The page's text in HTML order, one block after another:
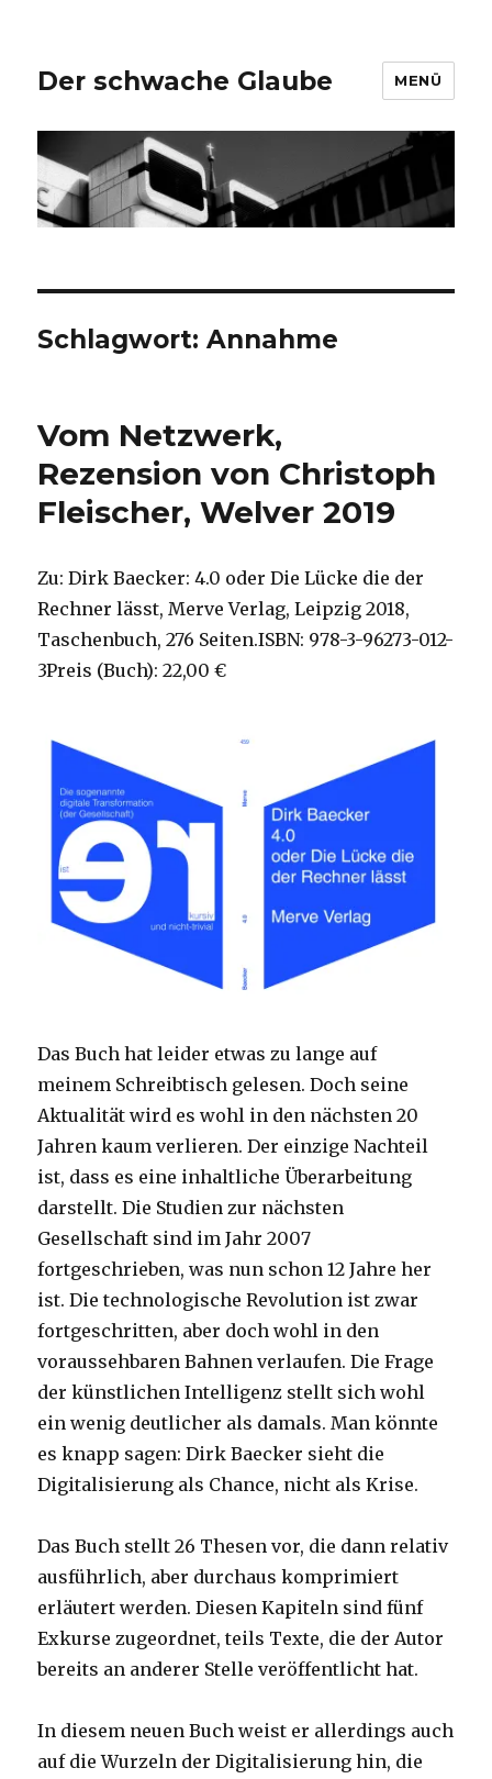
Der schwache Glaube MENÜ
Schlagwort:Annahme
Vom Netzwerk,
Rezension von Christoph
Fleischer, Welver 2019
Zu: Dirk Baecker: 4.0 oder Die Lücke die der
Rechner lässt, Merve Verlag, Leipzig 2018,
Taschenbuch, 276 Seiten.ISBN: 978-3-96273-012-
3Preis (Buch): 22,00 €
Das Buch hat leider etwas zu lange auf
meinem Schreibtisch gelesen. Doch seine
Aktualität wird es wohl in den nächsten 20
Jahren kaum verlieren. Der einzige Nachteil
ist, dass es eine inhaltliche Überarbeitung
darstellt. Die Studien zur nächsten
Gesellschaft sind im Jahr 2007
fortgeschrieben, was nun schon 12 Jahre her
ist. Die technologische Revolution ist zwar
fortgeschritten, aber doch wohl in den
voraussehbaren Bahnen verlaufen. Die Frage
der künstlichen Intelligenz stellt sich wohl
ein wenig deutlicher als damals. Man könnte
es knapp sagen: Dirk Baecker sieht die
Digitalisierung als Chance, nicht als Krise.
Das Buch stellt 26 Thesen vor, die dann relativ
ausführlich, aber durchaus komprimiert
erläutert werden. Diesen Kapiteln sind fünf
Exkurse zugeordnet, teils Texte, die der Autor
bereits an anderer Stelle veröffentlicht hat.
In diesem neuen Buch weist er allerdings auch
auf die Wurzeln der Digitalisierung hin, die